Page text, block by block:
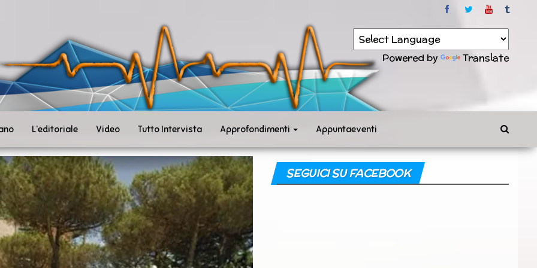
Powered by Translate
L’editoriale Video Tutto Intervista Approfondimenti Appuntaeventi
SEGUICI SU FACEBOOK